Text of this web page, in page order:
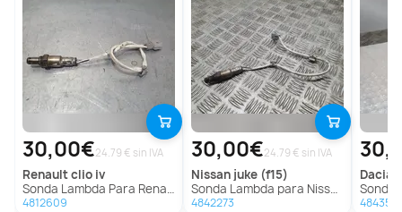
30,00€24.79 € sin IVA
renaultclio iv
Sonda Lambda Para Renault Clio Iv
4812609
30,00€24.79 € sin IVA
nissan juke (f15)
Sonda Lambda para Nissan Juke (F15)
4842273
dacia
Sonda
4843557